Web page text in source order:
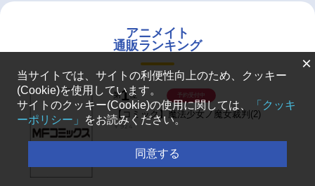
アニメイト
通販ランキング
第1位
【コミック】魔法少女ノ魔女裁判(2)
￥924
予約受付中
×
当サイトでは、サイトの利便性向上のため、クッキー
(Cookie)を使用しています。
サイトのクッキー(Cookie)の使用に関しては、
「クッキ
ーポリシー」
をお読みください。
同意する